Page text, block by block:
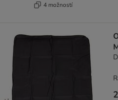
4 možností